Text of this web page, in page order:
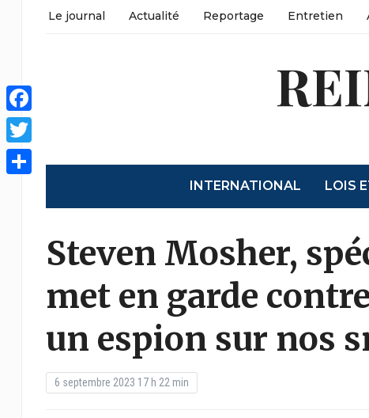
Le journal Actualité Reportage Entretien
INTERNATIONAL LOIS
Steven Mosher,
met en garde
un espion sur nos
6 septembre 2023 17 h 22 min
Facebook
Twitter